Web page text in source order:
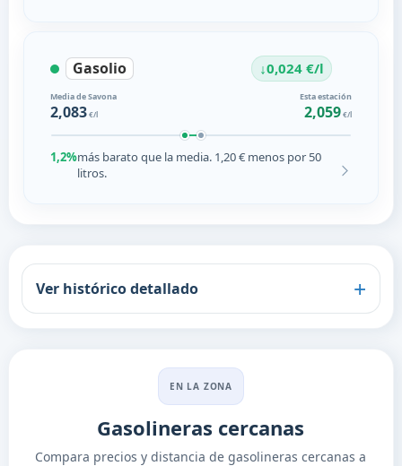
Gasolio ↓0,024 €/l
Media de Savona
2,083€/l
Esta estación
2,059€/l
1,2%más barato que la media. 1,20 € menos por 50
litros.
Ver histórico detallado
EN LA ZONA
Gasolineras cercanas
Compara precios y distancia de gasolineras cercanas a